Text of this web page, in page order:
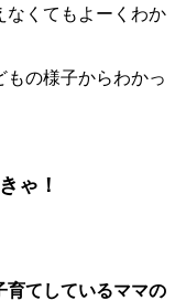
なくてもよーくわか
もの様子からわかっ
ゃ！
育てしているママの